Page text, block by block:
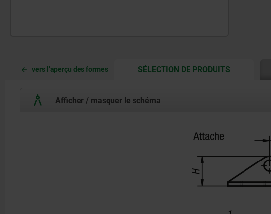
vers l’aperçu des formes SÉLECTION DE PRODUITSCURRENT
CURRENT
Afficher / masquer le schéma